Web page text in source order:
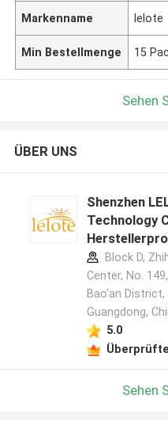
Markenname lelote
Min Bestellmenge 15
Sehen
ÜBER UNS
Shenzhen
Technology
Block D,
Center, No.
Bao'an District,
Guangdong,
5.0
Sehen